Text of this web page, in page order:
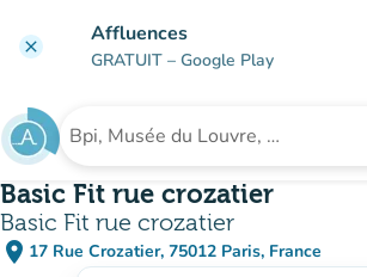
clear Affluences
GRATUIT – Google Play
Rechercher un établissement
Basic Fit rue crozatier
Basic Fit rue crozatier
place 17 Rue Crozatier, 75012 Paris, France
(ouvrir dans Google Maps)
(nouvel onglet)